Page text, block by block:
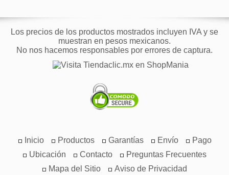
Los precios de los productos mostrados incluyen IVA y se
muestran en pesos mexicanos.
No nos hacemos responsables por errores de captura.
Inicio Productos Garantías Envío
Pago
Ubicación
Contacto
Preguntas Frecuentes
Mapa del Sitio
Aviso de Privacidad